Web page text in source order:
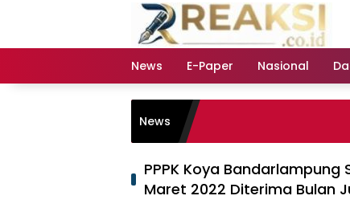
News E-Paper Nasional
News
PPPK Koya Bandarlampung
Maret 2022 Diterima Bulan